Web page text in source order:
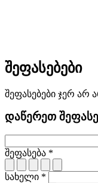
შეფასებები
შეფასებები ჯერ არ
დაწერეთ
შეფასება *
სახელი *